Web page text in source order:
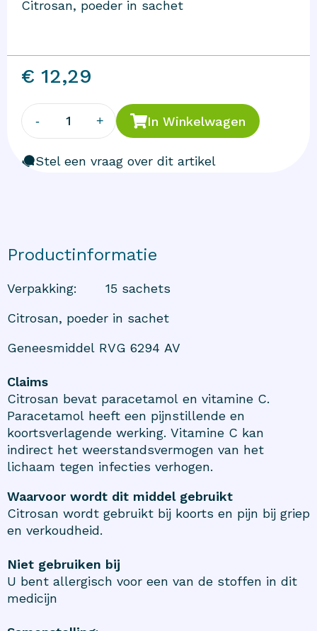
Citrosan, poeder in sachet
€ 12,29
- 1 + In Winkelwagen
Stel een vraag over dit artikel
Productinformatie
Verpakking:
15 sachets
Citrosan, poeder in sachet
Geneesmiddel RVG 6294 AV
Claims
Citrosan bevat paracetamol en vitamine C.
Paracetamol heeft een pijnstillende en
koortsverlagende werking. Vitamine C kan
indirect het weerstandsvermogen van het
lichaam tegen infecties verhogen.
Waarvoor wordt dit middel gebruikt
Citrosan wordt gebruikt bij koorts en pijn bij griep
en verkoudheid.
Niet gebruiken bij
U bent allergisch voor een van de stoffen in dit
medicijn